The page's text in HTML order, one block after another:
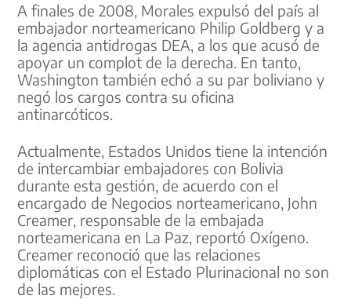
A finales de 2008, Morales expulsó del país al
embajador norteamericano Philip Goldberg y a
la agencia antidrogas DEA, a los que acusó de
apoyar un complot de la derecha. En tanto,
Washington también echó a su par boliviano y
negó los cargos contra su oficina
antinarcóticos.
Actualmente, Estados Unidos tiene la intención
de intercambiar embajadores con Bolivia
durante esta gestión, de acuerdo con el
encargado de Negocios norteamericano, John
Creamer, responsable de la embajada
norteamericana en La Paz, reportó Oxígeno.
Creamer reconoció que las relaciones
diplomáticas con el Estado Plurinacional no son
de las mejores.